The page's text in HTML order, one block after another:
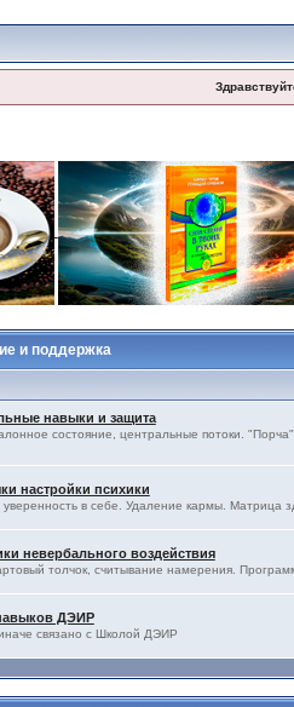
и поддержка
навыки и защита
состояние, центральные потоки.
настройки психики
в себе. Удаление кармы. Матрица
невербального воздействия
толчок, считывание намерения.
ДЭИР
связано с Школой ДЭИР